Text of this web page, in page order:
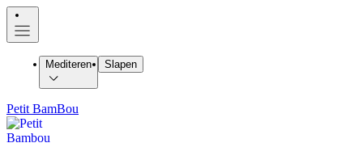
Mediteren Slapen
Petit BamBou